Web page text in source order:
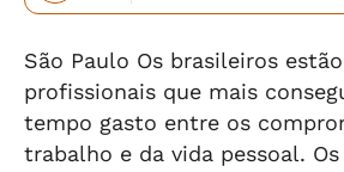
São Paulo Os brasileiros
profissionais que mais
tempo gasto entre os
trabalho e da vida pessoal.